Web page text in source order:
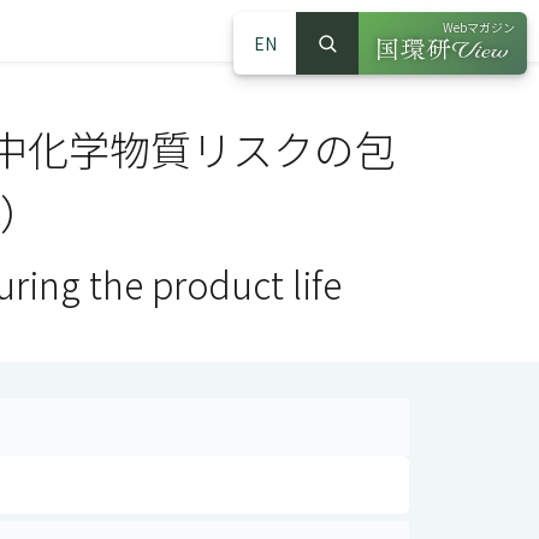
EN
サイト内検索
検索
Webマガジン
（別ウインドウ
化学物質リスクの包
the product life